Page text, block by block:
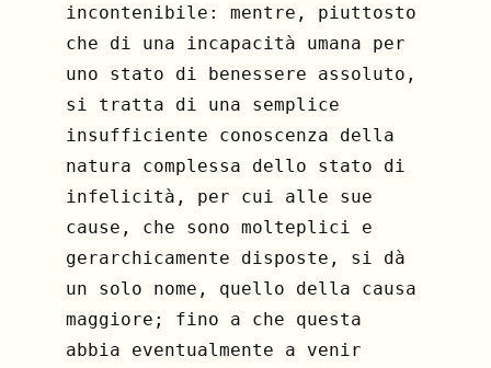
incontenibile: mentre, piuttosto
che di una incapacità umana per
uno stato di benessere assoluto,
si tratta di una semplice
insufficiente conoscenza della
natura complessa dello stato di
infelicità, per cui alle sue
cause, che sono molteplici e
gerarchicamente disposte, si dà
un solo nome, quello della causa
maggiore; fino a che questa
abbia eventualmente a venir